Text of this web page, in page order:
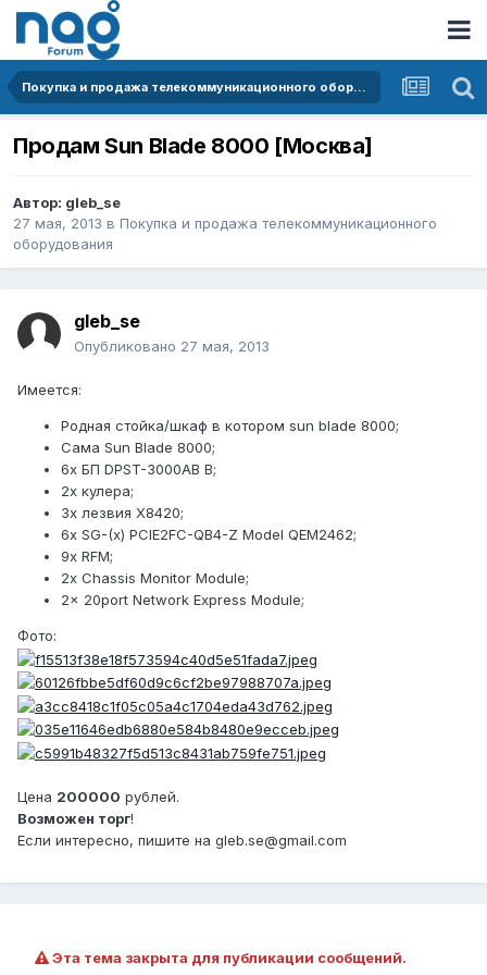
Покупка и продажа телекоммуникационного оборудования
Продам Sun Blade 8000 [Москва]
Автор: gleb_se
27 мая, 2013 в Покупка и продажа телекоммуникационного
оборудования
gleb_se
Опубликовано 27 мая, 2013
Имеется:
Родная стойка/шкаф в котором sun blade 8000;
Сама Sun Blade 8000;
6x БП DPST-3000AB B;
2x кулера;
3x лезвия X8420;
6x SG-(x) PCIE2FC-QB4-Z Model QEM2462;
9x RFM;
2x Chassis Monitor Module;
2x 20port Network Express Module;
Фото:
Цена 200000 рублей.
Возможен торг!
Если интересно, пишите на gleb.se@gmail.com
Эта тема закрыта для публикации сообщений.